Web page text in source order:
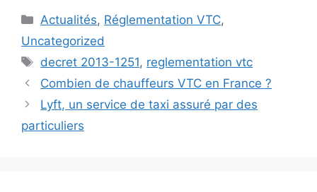
Catégories
Actualités, Réglementation VTC,
Uncategorized
Étiquettes
decret 2013-1251, reglementation vtc
Combien de chauffeurs VTC en France ?
Lyft, un service de taxi assuré par des
particuliers